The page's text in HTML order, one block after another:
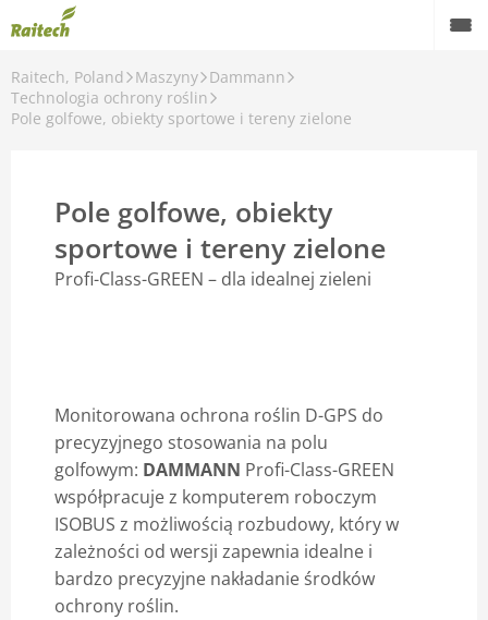
Raitech, Poland Maszyny Dammann
Technologia ochrony roślin
Pole golfowe, obiekty sportowe i tereny zielone
Pole golfowe, obiekty
sportowe i tereny zielone
Profi-Class-GREEN – dla idealnej zieleni
Monitorowana ochrona roślin D-GPS do
precyzyjnego stosowania na polu
golfowym: DAMMANN Profi-Class-GREEN
współpracuje z komputerem roboczym
ISOBUS z możliwością rozbudowy, który w
zależności od wersji zapewnia idealne i
bardzo precyzyjne nakładanie środków
ochrony roślin.
Maszyny
Rolnictwo precyzyjne
O nas
Kontakt
Blog